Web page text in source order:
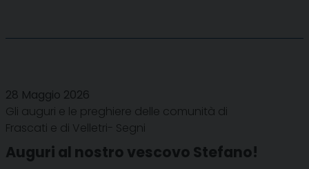
28 Maggio 2026
Gli auguri e le preghiere delle comunità di
Frascati e di Velletri- Segni
Auguri al nostro vescovo Stefano!